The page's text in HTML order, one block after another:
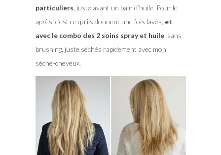
particuliers , juste avant un bain d’huile. Pour le
après, c’est ce qu’ils donnent une fois lavés, et
avec le combo des 2 soins spray et huile, sans
brushing, juste séchés rapidement avec mon
sèche-cheveux.